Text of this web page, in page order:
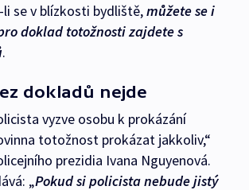
li se v blízkosti bydliště,můžete se i
doklad totožnosti zajdete s
.
dokladů nejde
vyzve osobu k prokázání
totožnost prokázat jakkoliv,“
prezidia Ivana Nguyenová.
„Pokud si policista nebude jistý